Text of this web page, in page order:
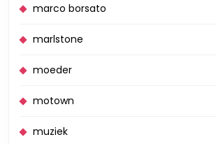
marco borsato
marlstone
moeder
motown
muziek